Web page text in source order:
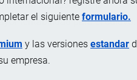
el siguiente formulario.
y las versiones estandar
empresa.
una reducción de la
rentabilidad para el cultivo.